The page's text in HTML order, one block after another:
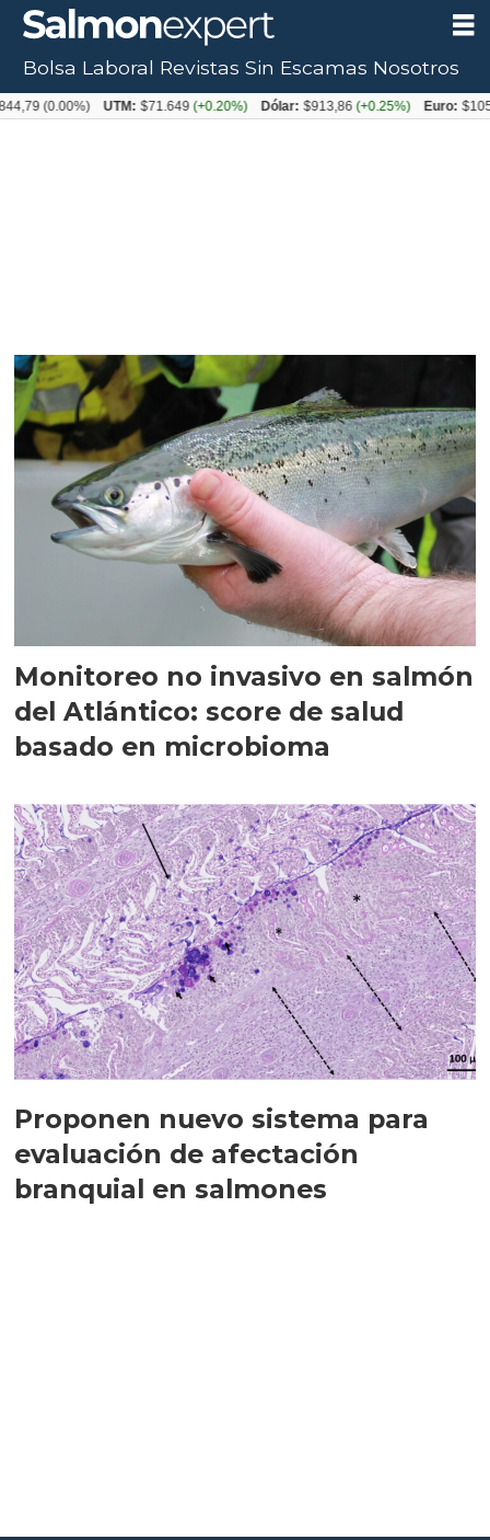
Tag:
Monitoreo no invasivo en salmón
del Atlántico: score de salud
basado en microbioma
Proponen nuevo sistema para
evaluación de afectación
branquial en salmones
Bolsa Laboral Revistas Sin Escamas Nosotros
(0.00%) UTM: $71.649(+0.20%) Dólar: $913,86(+0.25%) Euro: